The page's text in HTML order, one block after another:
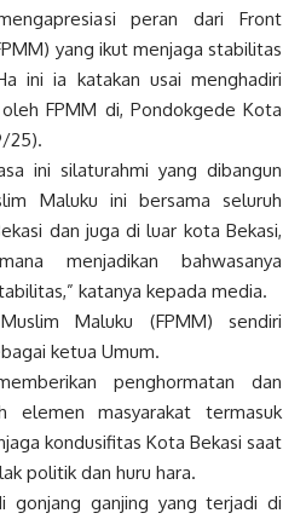
peran dari Front
yang ikut menjaga stabilitas
ini ia katakan usai menghadiri
FPMM di, Pondokgede Kota
25).
ini silaturahmi yang dibangun
Maluku ini bersama seluruh
dan juga di luar kota Bekasi,
menjadikan bahwasanya
katanya kepada media.
Maluku (FPMM) sendiri
ketua Umum.
penghormatan dan
elemen masyarakat termasuk
kondusifitas Kota Bekasi saat
politik dan huru hara.
gonjang ganjing yang terjadi di